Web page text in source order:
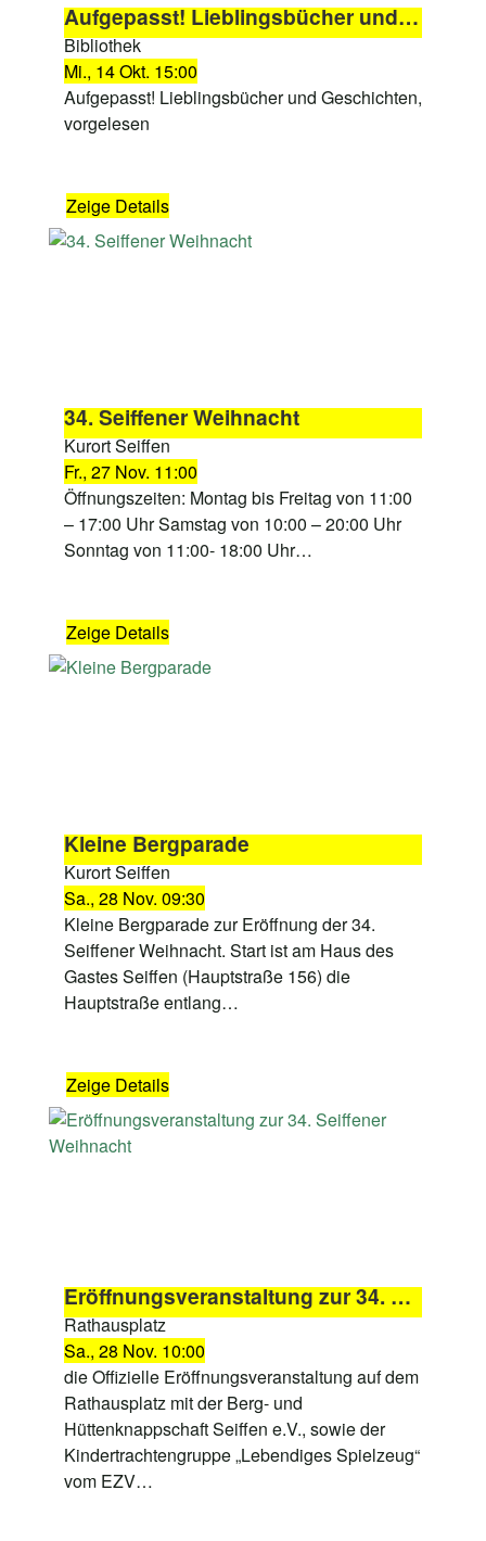
Aufgepasst! Lieblingsbücher und Geschichten, vorgelesen
Bibliothek
Mi., 14 Okt. 15:00
Aufgepasst! Lieblingsbücher und Geschichten,
vorgelesen
Zeige Details
34. Seiffener Weihnacht
Kurort Seiffen
Fr., 27 Nov. 11:00
Öffnungszeiten: Montag bis Freitag von 11:00
– 17:00 Uhr Samstag von 10:00 – 20:00 Uhr
Sonntag von 11:00- 18:00 Uhr…
Zeige Details
Kleine Bergparade
Kurort Seiffen
Sa., 28 Nov. 09:30
Kleine Bergparade zur Eröffnung der 34.
Seiffener Weihnacht. Start ist am Haus des
Gastes Seiffen (Hauptstraße 156) die
Hauptstraße entlang…
Zeige Details
Eröffnungsveranstaltung zur 34. Seiffener Weihnacht
Rathausplatz
Sa., 28 Nov. 10:00
die Offizielle Eröffnungsveranstaltung auf dem
Rathausplatz mit der Berg- und
Hüttenknappschaft Seiffen e.V., sowie der
Kindertrachtengruppe „Lebendiges Spielzeug“
vom EZV…